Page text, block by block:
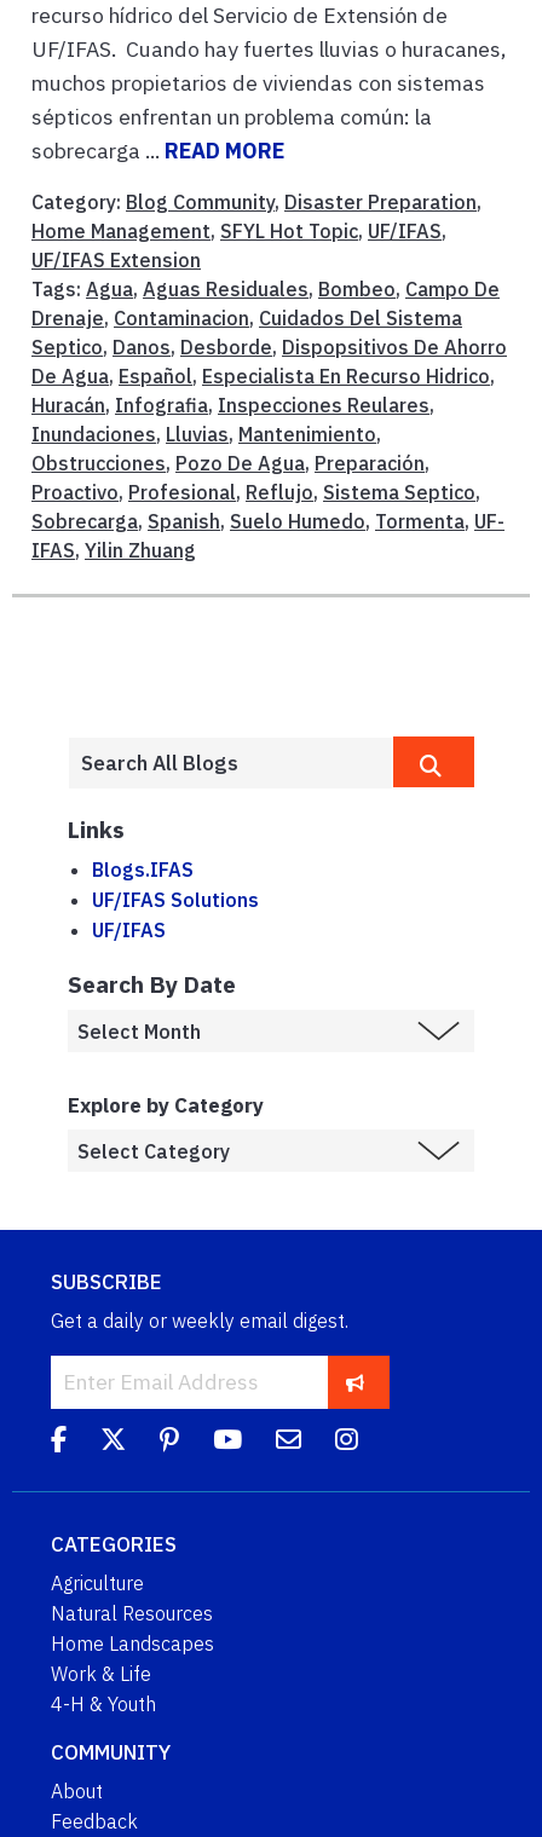
recurso hídrico del Servicio de Extensión de
UF/IFAS. Cuando hay fuertes lluvias o huracanes,
muchos propietarios de viviendas con sistemas
sépticos enfrentan un problema común: la
sobrecarga ... READ MORE
Category: Blog Community, Disaster Preparation,
Home Management, SFYL Hot Topic, UF/IFAS,
UF/IFAS Extension
Tags: Agua, Aguas Residuales, Bombeo, Campo De
Drenaje, Contaminacion, Cuidados Del Sistema
Septico, Danos, Desborde, Dispopsitivos De Ahorro
De Agua, Español, Especialista En Recurso Hidrico,
Huracán, Infografia, Inspecciones Reulares,
Inundaciones, Lluvias, Mantenimiento,
Obstrucciones, Pozo De Agua, Preparación,
Proactivo, Profesional, Reflujo, Sistema Septico,
Sobrecarga, Spanish, Suelo Humedo, Tormenta, UF-
IFAS, Yilin Zhuang
Links
Blogs.IFAS
UF/IFAS Solutions
UF/IFAS
Search By Date
Explore by Category
SUBSCRIBE
Get a daily or weekly email digest.
CATEGORIES
Agriculture
Natural Resources
Home Landscapes
Work & Life
4-H & Youth
COMMUNITY
About
Feedback